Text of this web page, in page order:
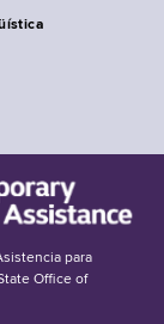
para
Office of